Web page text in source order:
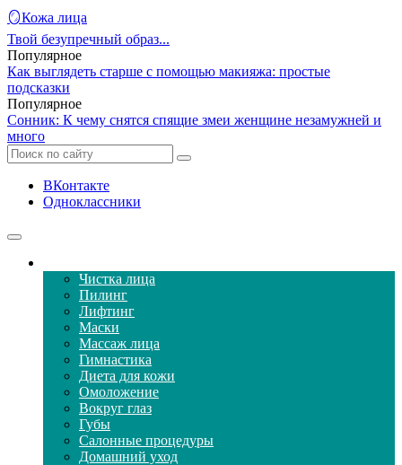
🪞Кожа лица
Твой безупречный образ...
Популярное
Как выглядеть старше с помощью макияжа: простые
подсказки
Популярное
Сонник: К чему снятся спящие змеи женщине незамужней и
много
ВКонтакте
Одноклассники
Чистка лица
Пилинг
Лифтинг
Маски
Массаж лица
Гимнастика
Диета для кожи
Омоложение
Вокруг глаз
Губы
Салонные процедуры
Домашний уход